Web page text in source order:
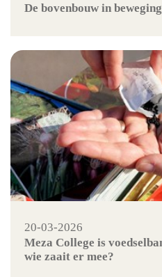
De bovenbouw in beweging
20-03-2026
Meza College is
wie zaait er mee?